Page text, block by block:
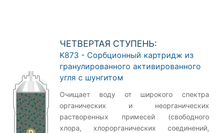
ЧЕТВЕРТАЯ СТУПЕНЬ:
K873 - Сорбционный картридж из
гранулированного активированного
угля с шунгитом
Очищает воду от широкого спектра
органических и неорганических
растворенных примесей (свободного
хлора, хлорорганических соединений,